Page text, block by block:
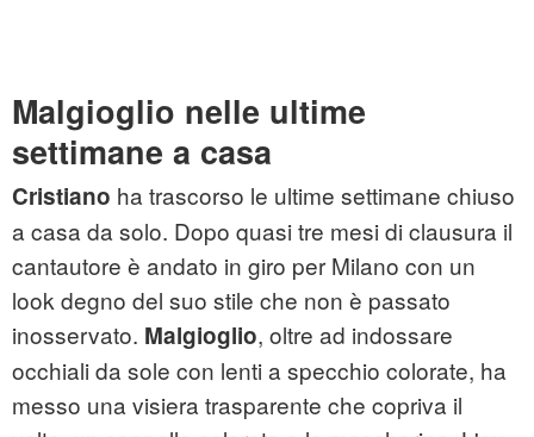
Malgioglio nelle ultime
settimane a casa
Cristiano ha trascorso le ultime settimane chiuso
a casa da solo. Dopo quasi tre mesi di clausura il
cantautore è andato in giro per Milano con un
look degno del suo stile che non è passato
inosservato. Malgioglio, oltre ad indossare
occhiali da sole con lenti a specchio colorate, ha
messo una visiera trasparente che copriva il